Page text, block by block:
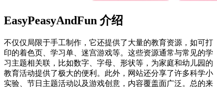
EasyPeasyAndFun 介绍
不仅仅局限于手工制作，它还提供了大量的教育资源，如可打
印的着色页、学习单、迷宫游戏等。这些资源通常与常见的学
习主题相关联，比如数字、字母、形状等，为家庭和幼儿园的
教育活动提供了极大的便利。此外，网站还分享了许多科学小
实验、节日主题活动以及游戏创意，内容覆盖面广泛。总的来